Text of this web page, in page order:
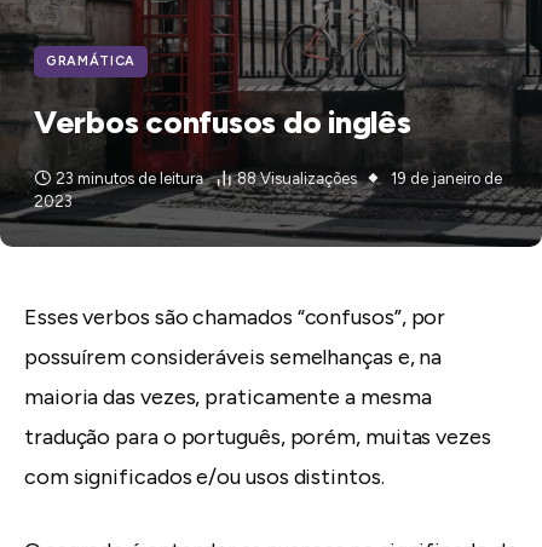
GRAMÁTICA
Verbos confusos do inglês
23 minutos de leitura 88Visualizações
19 de janeiro de
2023
Esses verbos são chamados “confusos”, por
possuírem consideráveis semelhanças e, na
maioria das vezes, praticamente a mesma
tradução para o português, porém, muitas vezes
com significados e/ou usos distintos.